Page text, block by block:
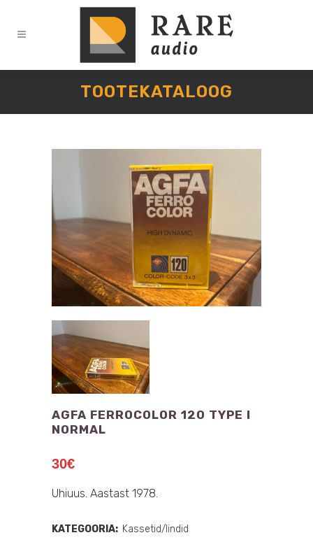
TOOTEKATALOOG
AGFA FERROCOLOR 120 TYPE I
NORMAL
30€
Uhiuus. Aastast 1978.
KATEGOORIA: Kassetid/lindid